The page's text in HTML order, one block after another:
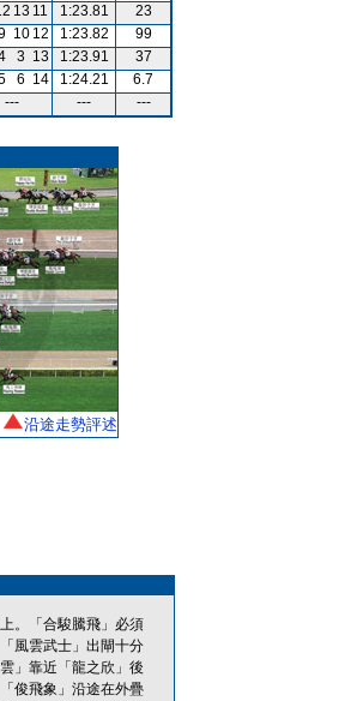
13 11 1:23.81
23
10 12 1:23.82
99
3 13 1:23.91
37
6 14 1:24.21
6.7
--- --- ---
沿途走勢評述
。「合駿騰飛」必須
風雲武士」出閘十分
」靠近「龍之欣」後
俊飛象」沿途在外疊